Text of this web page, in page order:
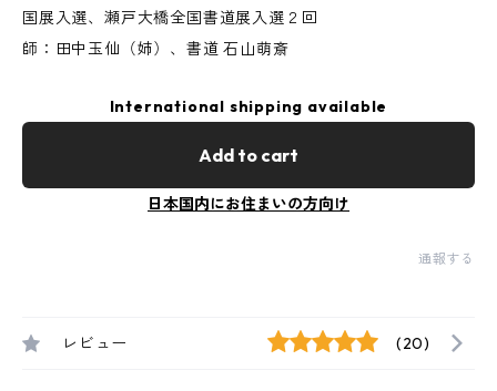
国展入選、瀬戸大橋全国書道展入選２回
師：田中玉仙（姉）、書道 石山萌斎
International shipping available
Add to cart
日本国内にお住まいの方向け
通報する
レビュー (20)